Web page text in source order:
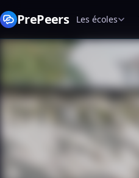
PrePeers Les écoles